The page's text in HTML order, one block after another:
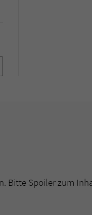
Bitte Spoiler zum